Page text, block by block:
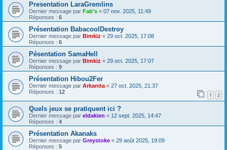
Presentation LaraGremlins
Dernier message par Fab's « 07 nov. 2025, 11:49
Réponses : 6
Présentation BabacoolDestroy
Dernier message par Bimkiz « 29 oct. 2025, 17:08
Réponses : 6
Pésentation SamaHell
Dernier message par Bimkiz « 29 oct. 2025, 17:07
Réponses : 9
Présentation Hibou2Fer
Dernier message par Arkanita « 27 oct. 2025, 21:37
Réponses : 12 1 2
Quels jeux se pratiquent ici ?
Dernier message par eldakien « 12 sept. 2025, 14:47
Réponses : 4
Présentation Akanaks
Dernier message par Greystoke « 29 août 2025, 19:09
Réponses : 5